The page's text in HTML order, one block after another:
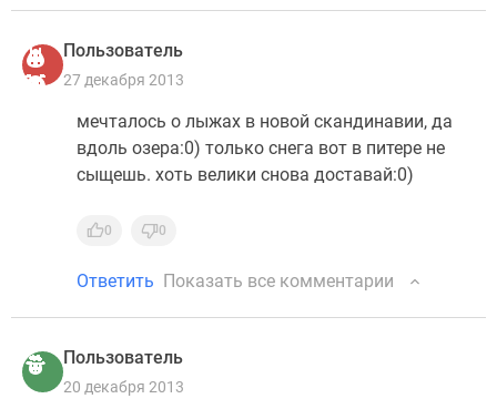
Пользователь
27 декабря 2013
мечталось о лыжах в новой скандинавии, да
вдоль озера:0) только снега вот в питере не
сыщешь. хоть велики снова доставай:0)
0 0
Ответить Показать все комментарии
Пользователь
20 декабря 2013